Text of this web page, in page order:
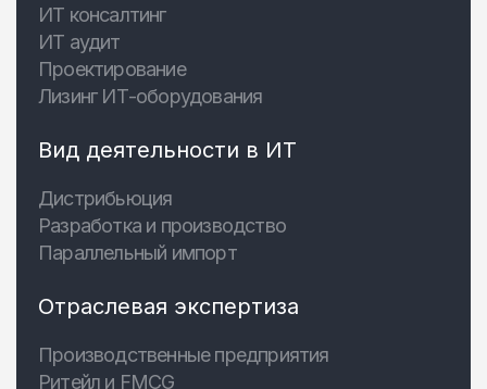
ИТ консалтинг
ИТ аудит
Проектирование
Лизинг ИТ-оборудования
Вид деятельности в ИТ
Дистрибьюция
Разработка и производство
Параллельный импорт
Отраслевая экспертиза
Производственные предприятия
Ритейл и FMCG